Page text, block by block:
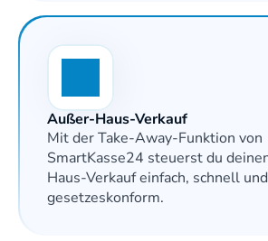
Außer-Haus-Verkauf
Mit der Take-Away-Funktion von
SmartKasse24 steuerst du
Haus-Verkauf einfach, schnell und
gesetzeskonform.